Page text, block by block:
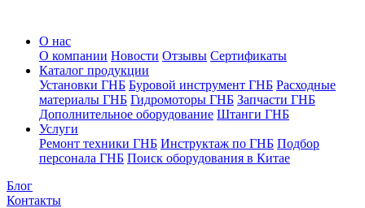
О нас
О компании Новости Отзывы Сертификаты
Каталог продукции
Установки ГНБ Буровой инструмент ГНБ Расходные
материалы ГНБ Гидромоторы ГНБ Запчасти ГНБ
Дополнительное оборудование Штанги ГНБ
Услуги
Ремонт техники ГНБ Инструктаж по ГНБ Подбор
персонала ГНБ Поиск оборудования в Китае
Блог
Контакты